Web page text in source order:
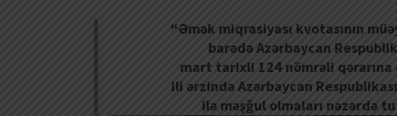
“Əmək miqrasiyası kvotasının
barədə Azərbaycan
mart tarixli 124 nömrəli qərarına
ili ərzində Azərbaycan
ilə məşğul olmaları nəzərdə